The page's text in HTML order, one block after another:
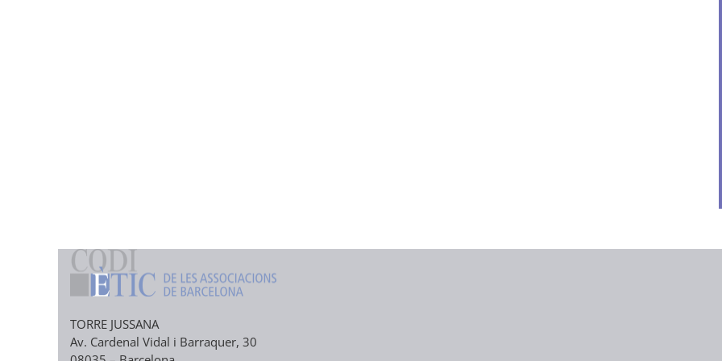
TORRE JUSSANA
Av. Cardenal Vidal i Barraquer, 30